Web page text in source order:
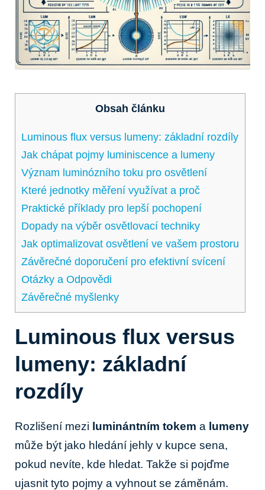
Obsah článku
Luminous flux versus lumeny: základní rozdíly
Jak chápat pojmy luminiscence a lumeny
Význam luminózního toku pro osvětlení
Které jednotky měření využívat a proč
Praktické příklady pro lepší pochopení
Dopady na výběr osvětlovací techniky
Jak optimalizovat osvětlení ve vašem prostoru
Závěrečné doporučení pro efektivní svícení
Otázky a Odpovědi
Závěrečné myšlenky
Luminous flux versus
lumeny: základní
rozdíly
Rozlišení mezi luminántním tokem a lumeny
může být jako hledání jehly v kupce sena,
pokud nevíte, kde hledat. Takže si pojďme
ujasnit tyto pojmy a vyhnout se záměnám.